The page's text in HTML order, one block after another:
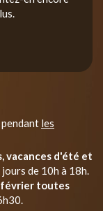
les
vacances d'été et
de 10h à 18h.
février toutes